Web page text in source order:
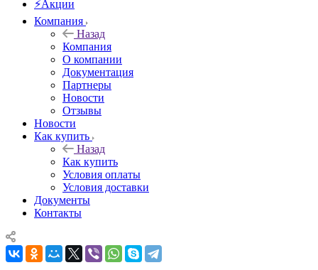
⚡Акции
Компания
Назад
Компания
О компании
Документация
Партнеры
Новости
Отзывы
Новости
Как купить
Назад
Как купить
Условия оплаты
Условия доставки
Документы
Контакты